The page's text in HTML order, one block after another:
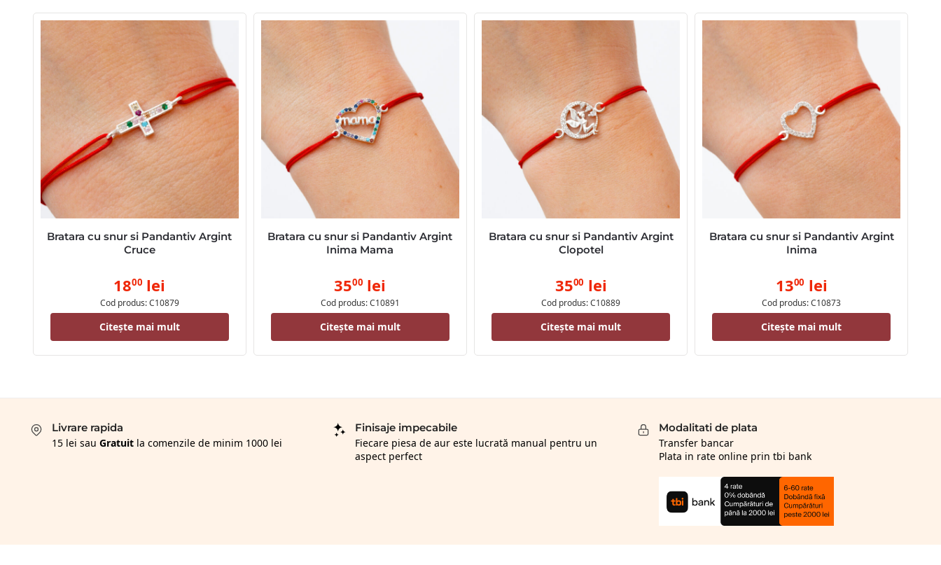
Bratara cu snur si Pandantiv Argint
Cruce
1800 lei
Cod produs: C10879
Citește mai mult
Bratara cu snur si Pandantiv Argint
Inima Mama
3500 lei
Cod produs: C10891
Citește mai mult
Bratara cu snur si Pandantiv Argint
Clopotel
3500 lei
Cod produs: C10889
Citește mai mult
Bratara cu snur si Pandantiv Argint
Inima
1300 lei
Cod produs: C10873
Citește mai mult
Livrare rapida
15 lei sau Gratuitla comenzile de minim 1000 lei
Finisaje impecabile
Fiecare piesa de aur este lucrată manual pentru un
aspect perfect
Modalitati de plata
Transfer bancar
Plata in rate online prin tbi bank